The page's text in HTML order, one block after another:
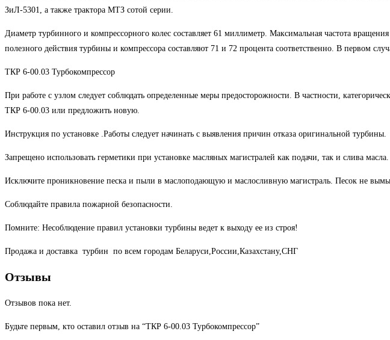
ЗиЛ-5301, а также трактора МТЗ сотой серии.
Диаметр турбинного и компрессорного колес составляет 61 миллиметр. Максимальная частота
полезного действия турбины и компрессора составляют 71 и 72 процента соответственно. В первом
ТКР 6-00.03 Турбокомпрессор
При работе с узлом следует соблюдать определенные меры предосторожности. В частности,
ТКР 6-00.03 или предложить новую.
Инструкция по установке .Работы следует начинать с выявления причин отказа оригинальной турбины.
Запрещено использовать герметики при установке масляных магистралей как подачи, так и слива
Исключите проникновение песка и пыли в маслоподающую и маслосливную магистраль. Песок не
Соблюдайте правила пожарной безопасности.
Помните: Несоблюдение правил установки турбины ведет к выходу ее из строя!
Продажа и доставка турбин по всем городам Беларуси,России,Казахстану,СНГ
Отзывы
Отзывов пока нет.
Будьте первым, кто оставил отзыв на “ТКР 6-00.03 Турбокомпрессор”